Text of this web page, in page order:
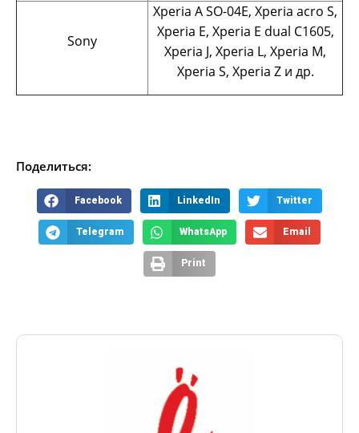
Sony
Xperia A SO-04E, Xperia acro S,
Xperia E, Xperia E dual C1605,
Xperia J, Xperia L, Xperia M,
Xperia S, Xperia Z и др.
Поделиться:
Facebook LinkedIn Twitter
Telegram WhatsApp Email
Print